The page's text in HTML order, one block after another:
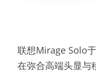
联想Mirage Solo
在弥合高端头显与